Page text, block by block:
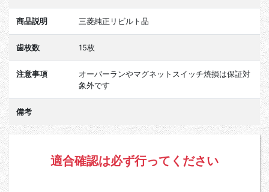
商品説明 三菱純正リビルト品
歯枚数 15枚
注意事項
オーバーランやマグネットスイッチ焼損は保証対
象外です
備考
適合確認は必ず行ってください